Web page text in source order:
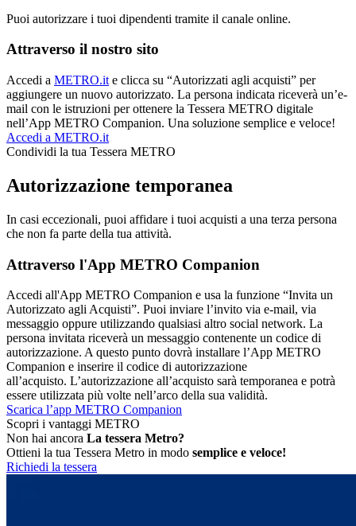
Puoi autorizzare i tuoi dipendenti tramite il canale online.
Attraverso il nostro sito
Accedi a METRO.it e clicca su “Autorizzati agli acquisti” per
aggiungere un nuovo autorizzato. La persona indicata riceverà un’e-
mail con le istruzioni per ottenere la Tessera METRO digitale
nell’App METRO Companion. Una soluzione semplice e veloce!
Accedi a METRO.it
Condividi la tua Tessera METRO
Autorizzazione temporanea
In casi eccezionali, puoi affidare i tuoi acquisti a una terza persona
che non fa parte della tua attività.
Attraverso l'App METRO Companion
Accedi all'App METRO Companion e usa la funzione “Invita un
Autorizzato agli Acquisti”. Puoi inviare l’invito via e-mail, via
messaggio oppure utilizzando qualsiasi altro social network. La
persona invitata riceverà un messaggio contenente un codice di
autorizzazione. A questo punto dovrà installare l’App METRO
Companion e inserire il codice di autorizzazione
all’acquisto. L’autorizzazione all’acquisto sarà temporanea e potrà
essere utilizzata più volte nell’arco della sua validità.
Scarica l’app METRO Companion
Scopri i vantaggi METRO
Non hai ancora La tessera Metro?
Ottieni la tua Tessera Metro in modo semplice e veloce!
Richiedi la tessera